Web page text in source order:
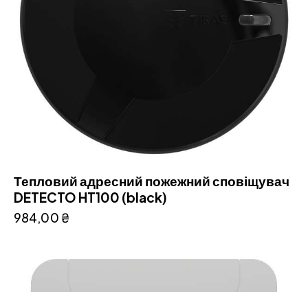
Тепловий адресний пожежний сповіщувач
DETECTO HT100 (black)
984,00₴